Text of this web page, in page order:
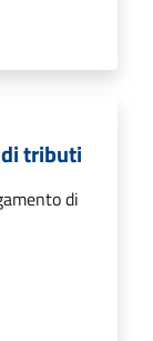
tributi
di